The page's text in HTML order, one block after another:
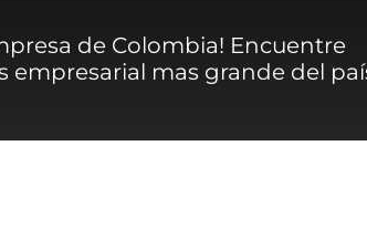
de Colombia! Encuentre
empresarial mas grande del